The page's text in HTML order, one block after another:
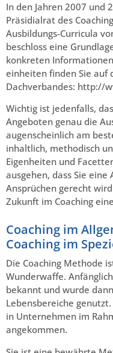
In den Jahren 2007 und
Präsidialrat des
Ausbildungs-Curricula
beschloss eine
konkreten
einheiten finden Sie auf
Dachverbandes: http://
Wichtig ist jedenfalls,
Angeboten genau die
augenscheinlich am
inhaltlich, methodisch
Eigenheiten und
ausgehen, dass Sie
Ansprüchen gerecht
Zukunft im Coaching
Coaching im
Coaching im
Die Coaching Methode
Wunderwaffe.
bekannt und wurde
Lebensbereiche
in Unternehmen im
angekommen.